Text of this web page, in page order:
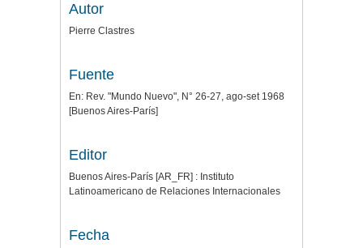
Autor
Pierre Clastres
Fuente
En: Rev. "Mundo Nuevo", N° 26-27, ago-set 1968
[Buenos Aires-París]
Editor
Buenos Aires-París [AR_FR] : Instituto
Latinoamericano de Relaciones Internacionales
Fecha